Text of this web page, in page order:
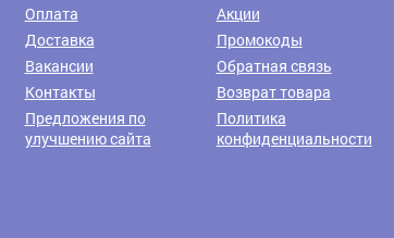
Оплата
Акции
Доставка
Промокоды
Вакансии
Обратная связь
Контакты
Возврат товара
Предложения по
улучшению сайта
Политика
конфиденциальности